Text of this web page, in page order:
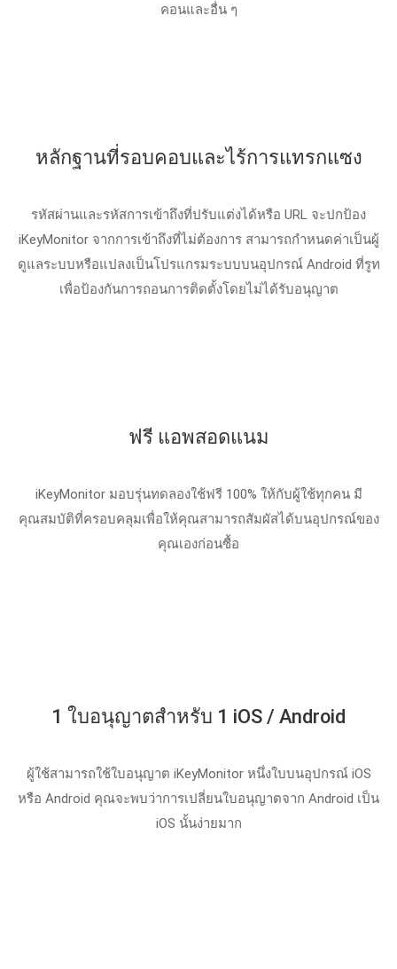
คอนและอื่น ๆ
หลักฐานที่รอบคอบและไร้การแทรกแซง
รหัสผ่านและรหัสการเข้าถึงที่ปรับแต่งได้หรือ URL จะปกป้อง
iKeyMonitor จากการเข้าถึงที่ไม่ต้องการ สามารถกําหนดค่าเป็นผู้
ดูแลระบบหรือแปลงเป็นโปรแกรมระบบบนอุปกรณ์ Android ที่รูท
เพื่อป้องกันการถอนการติดตั้งโดยไม่ได้รับอนุญาต
ฟรี แอพสอดแนม
iKeyMonitor มอบรุ่นทดลองใช้ฟรี 100% ให้กับผู้ใช้ทุกคน มี
คุณสมบัติที่ครอบคลุมเพื่อให้คุณสามารถสัมผัสได้บนอุปกรณ์ของ
คุณเองก่อนซื้อ
1 ใบอนุญาตสําหรับ 1 iOS / Android
ผู้ใช้สามารถใช้ใบอนุญาต iKeyMonitor หนึ่งใบบนอุปกรณ์ iOS
หรือ Android คุณจะพบว่าการเปลี่ยนใบอนุญาตจาก Android เป็น
iOS นั้นง่ายมาก